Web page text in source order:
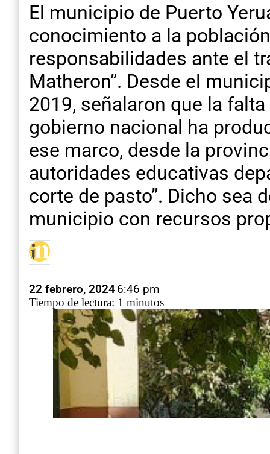
El municipio de Puerto
conocimiento a la
responsabilidades ante el
Matheron”. Desde el
2019, señalaron que la
gobierno nacional ha
ese marco, desde la
autoridades educativas
corte de pasto”. Dicho sea
municipio con recursos
22 febrero, 20246:46 pm
Tiempo de lectura: 1 minutos